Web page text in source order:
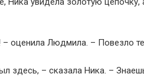
– оценила Людмила. – Повезло
здесь, – сказала Ника. –